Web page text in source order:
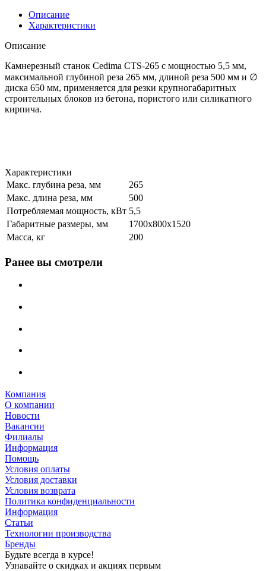
Описание
Характеристики
Описание
Камнерезный станок Cedima CTS-265 с мощностью 5,5 мм,
максимальной глубиной реза 265 мм, длиной реза 500 мм и ∅
диска 650 мм, применяется для резки крупногабаритных
строительных блоков из бетона, пористого или силикатного
кирпича.
Характеристики
Макс. глубина реза, мм
265
Макс. длина реза, мм
500
Потребляемая мощность, кВт 5,5
Габаритные размеры, мм
1700х800х1520
Масса, кг
200
Ранее вы смотрели
Компания
О компании
Новости
Вакансии
Филиалы
Информация
Помощь
Условия оплаты
Условия доставки
Условия возврата
Политика конфиденциальности
Информация
Статьи
Технологии производства
Бренды
Будьте всегда в курсе!
Узнавайте о скидках и акциях первым